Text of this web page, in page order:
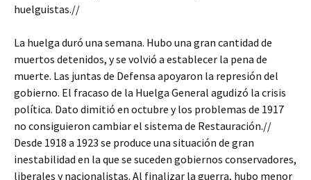
huelguistas.//
La huelga duró una semana. Hubo una gran cantidad de
muertos detenidos, y se volvió a establecer la pena de
muerte. Las juntas de Defensa apoyaron la represión del
gobierno. El fracaso de la Huelga General agudizó la crisis
política. Dato dimitió en octubre y los problemas de 1917
no consiguieron cambiar el sistema de Restauración.//
Desde 1918 a 1923 se produce una situación de gran
inestabilidad en la que se suceden gobiernos conservadores,
liberales y nacionalistas. Al finalizar la guerra, hubo menor